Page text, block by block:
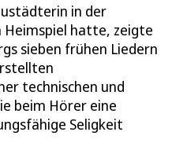
in der
Heimspiel hatte, zeigte
sieben frühen Liedern
technischen und
beim Hörer eine
Seligkeit